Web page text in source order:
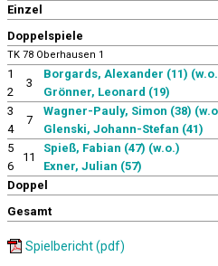
Einzel
Doppelspiele
TK 78 Oberhausen 1
1
2
3
Borgards, Alexander (11)
Grönner, Leonard (19)
3
4
7
Wagner-Pauly, Simon (38)
Glenski, Johann-Stefan (41)
5
6
11
Spieß, Fabian (47) (w.o.)
Exner, Julian (57)
Doppel
Gesamt
Spielbericht (pdf)